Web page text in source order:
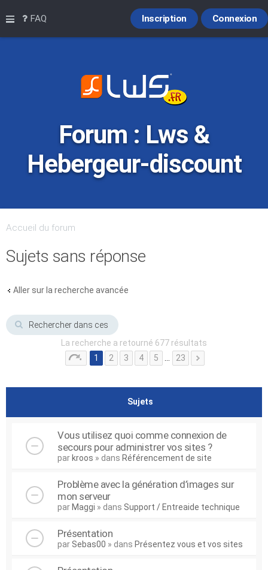
Raccourcis
FAQ Connexion
Inscription
Forum : Lws &
Hebergeur-discount
Accueil du forum
Sujets sans réponse
Aller sur la recherche avancée
La recherche a retourné 677 résultats
1
2 3 4 5 23
Sujets
Vous utilisez quoi comme connexion de
secours pour administrer vos sites ?
par kroos » dans Référencement de site
Problème avec la génération d’images sur
mon serveur
par Maggi » dans Support / Entreaide technique
Présentation
par Sebas00 » dans Présentez vous et vos sites